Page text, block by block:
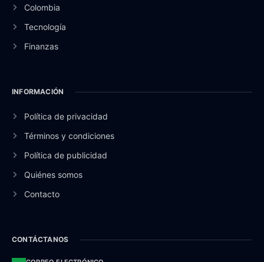
Colombia
Tecnología
Finanzas
INFORMACIÓN
Política de privacidad
Términos y condiciones
Política de publicidad
Quiénes somos
Contacto
CONTÁCTANOS